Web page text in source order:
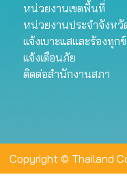
หน่วยงานเขตพื้นที่
หน่วยงานประจำจังหวั
แจ้งเบาะแสและร้องทุกข์
แจ้งเตือนภัย
ติดต่อสำนักงานสภา
Copyright © Thailand